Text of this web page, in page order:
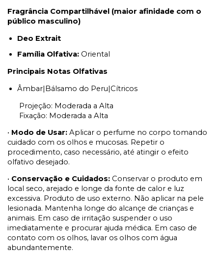
Fragrância Compartilhável (maior afinidade com o
público masculino)
Deo Extrait
Família Olfativa: Oriental
Principais Notas Olfativas
Âmbar|Bálsamo do Peru|Cítricos
Projeção: Moderada a Alta
Fixação: Moderada a Alta
• Modo de Usar: Aplicar o perfume no corpo tomando
cuidado com os olhos e mucosas. Repetir o
procedimento, caso necessário, até atingir o efeito
olfativo desejado.
• Conservação e Cuidados: Conservar o produto em
local seco, arejado e longe da fonte de calor e luz
excessiva. Produto de uso externo. Não aplicar na pele
lesionada. Mantenha longe do alcançe de crianças e
animais. Em caso de irritação suspender o uso
imediatamente e procurar ajuda médica. Em caso de
contato com os olhos, lavar os olhos com água
abundantemente.